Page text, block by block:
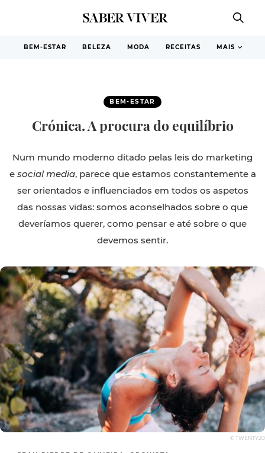
BEM-ESTAR BELEZA MODA RECEITAS MAIS
BEM-ESTAR
Crónica. A procura do equilíbrio
Num mundo moderno ditado pelas leis do marketing
e social media, parece que estamos constantemente a
ser orientados e influenciados em todos os aspetos
das nossas vidas: somos aconselhados sobre o que
deveríamos querer, como pensar e até sobre o que
devemos sentir.
© TWENTY20